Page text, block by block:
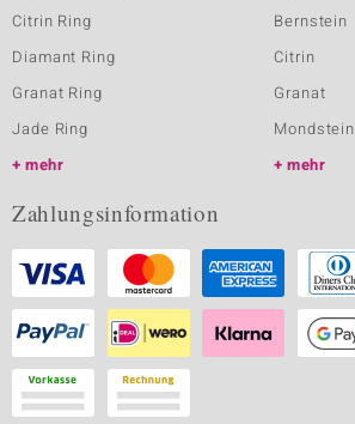
Citrin Ring
Diamant Ring
Granat Ring
Jade Ring
mehr
Bernstein
Citrin
Granat
Mondstein
mehr
Zahlungsinformation